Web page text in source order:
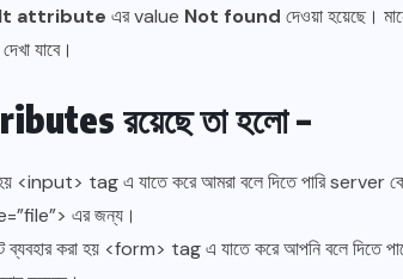
attribute এর value Not found দেওয়া হয়েছে।
দেখা যাবে।
রয়েছে তা হলো –
হয় <input> tag এ যাতে করে আমরা বলে দিতে পারি
এর জন্য।
ব্যবহার করা হয় <form> tag এ যাতে করে আপনি বলে